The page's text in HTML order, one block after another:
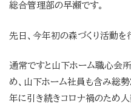
総合管理部の早瀬です。
先日、今年初の森づくり活動を
通常ですと山下ホーム職心会
め、山下ホーム社員も含み総
年に引き続きコロナ禍のため